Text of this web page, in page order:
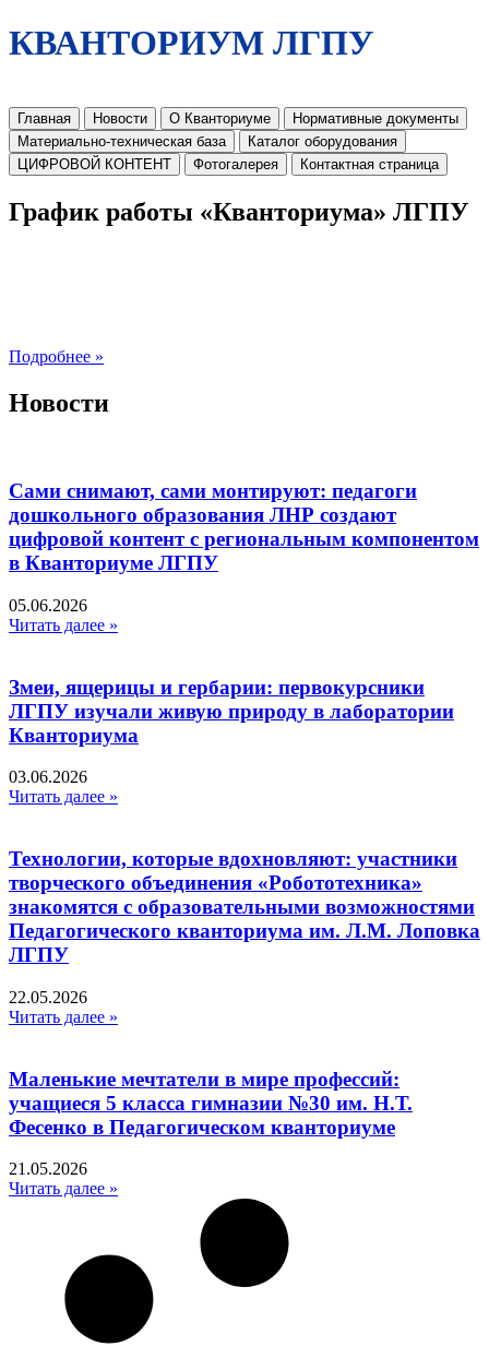
КВАНТОРИУМ ЛГПУ
Главная Новости О Кванториуме
Нормативные документы
Материально-техническая база
Каталог оборудования
ЦИФРОВОЙ КОНТЕНТ
Фотогалерея Контактная страница
График работы «Кванториума» ЛГПУ
Подробнее »
Новости
Сами снимают, сами монтируют: педагоги
дошкольного образования ЛНР создают
цифровой контент с региональным компонентом
в Кванториуме ЛГПУ​
05.06.2026
Читать далее »
Змеи, ящерицы и гербарии: первокурсники
ЛГПУ изучали живую природу в лаборатории
Кванториума
03.06.2026
Читать далее »
Технологии, которые вдохновляют: участники
творческого объединения «Робототехника»
знакомятся с образовательными возможностями
Педагогического кванториума им. Л.М. Лоповка
ЛГПУ
22.05.2026
Читать далее »
Маленькие мечтатели в мире профессий:
учащиеся 5 класса гимназии №30 им. Н.Т.
Фесенко в Педагогическом кванториуме
21.05.2026
Читать далее »